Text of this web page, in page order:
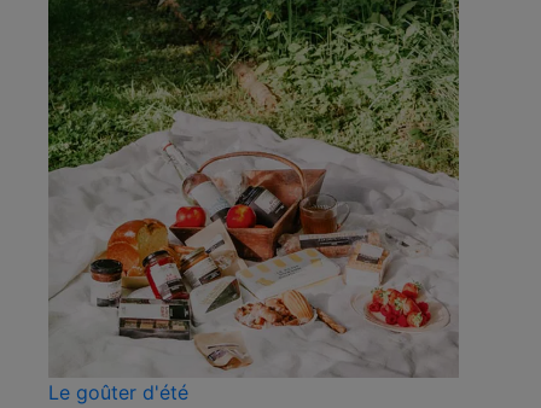
Le goûter d'été